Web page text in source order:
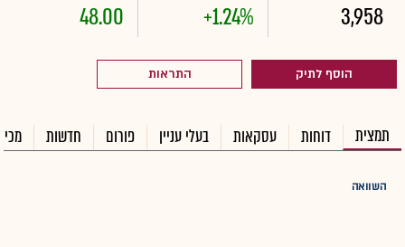
3,958
+1.24%
48.00
הוסף לתיק התראות
תמצית דוחות עסקאות בעלי עניין פורום חדשות
השוואה